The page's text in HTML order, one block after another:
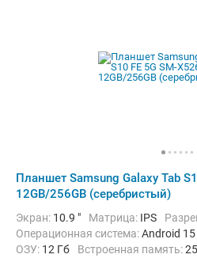
Планшет Samsung Galaxy Tab
12GB/256GB (серебристый)
Экран: 10.9 " Матрица: IPS
Операционная система:Android 15
ОЗУ: 12 Гб Встроенная память: